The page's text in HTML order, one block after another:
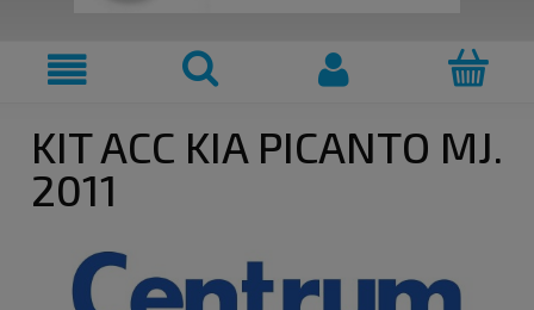
KIT ACC KIA PICANTO MJ.
2011